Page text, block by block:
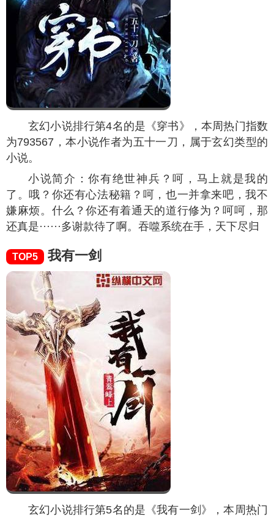
玄幻小说排行第4名的是《穿书》，本周热门指数
为793567 ，本小说作者为五十一刀，属于玄幻类型的
小说。
小说简介：你有绝世神兵？呵，马上就是我的
了。哦？你还有心法秘籍？呵，也一并拿来吧，我不
嫌麻烦。什么？你还有着通天的道行修为？呵呵，那
还真是······多谢款待了啊。吞噬系统在手，天下尽归
TOP5 我有一剑
玄幻小说排行第5名的是《我有一剑》，本周热门